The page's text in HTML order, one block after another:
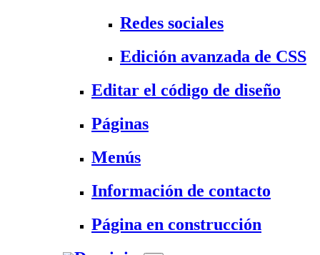
Redes sociales
Edición avanzada de CSS
Editar el código de diseño
Páginas
Menús
Información de contacto
Página en construcción